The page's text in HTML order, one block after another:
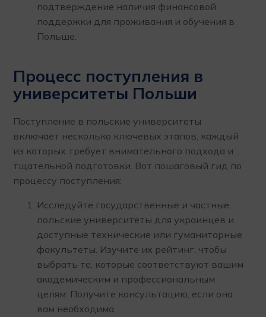
подтверждение наличия финансовой
поддержки для проживания и обучения в
Польше.
Процесс поступления в
университеты Польши
Поступление в польские университеты
включает несколько ключевых этапов, каждый
из которых требует внимательного подхода и
тщательной подготовки. Вот пошаговый гид по
процессу поступления:
Исследуйте государственные и частные
польские университеты для украинцев и
доступные технические или гуманитарные
факультеты. Изучите их рейтинг, чтобы
выбрать те, которые соответствуют вашим
академическим и профессиональным
целям. Получите консультацию, если она
вам необходима.